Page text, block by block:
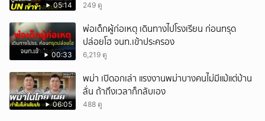
05:14 249 ดู
00:33
พ่อเด็กผู้ก่อเหตุ เดินทางไปโรงเรียน ก่อนทรุด
ปล่อยโฮ จนท.เข้าประครอง
6,219 ดู
06:05
พม่า เปิดอกเล่า แรงงานพม่าบางคนไม่มีแม้แต่บ้าน
ลั่น ถ้าถึงเวลาก็กลับเอง
488 ดู